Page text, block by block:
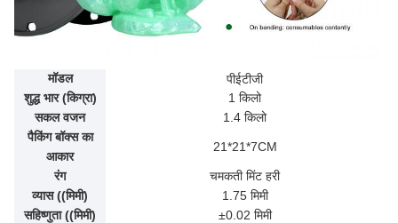
मॉडल
पीईटीजी
शुद्ध भार (किग्रा)
1 किलो
सकल वजन
1.4 किलो
पैकिंग बॉक्स का
आकार
21*21*7CM
रंग
चमकती मिंट हरी
व्यास ((मिमी)
1.75 मिमी
सहिष्णुता ((मिमी)
±0.02 मिमी